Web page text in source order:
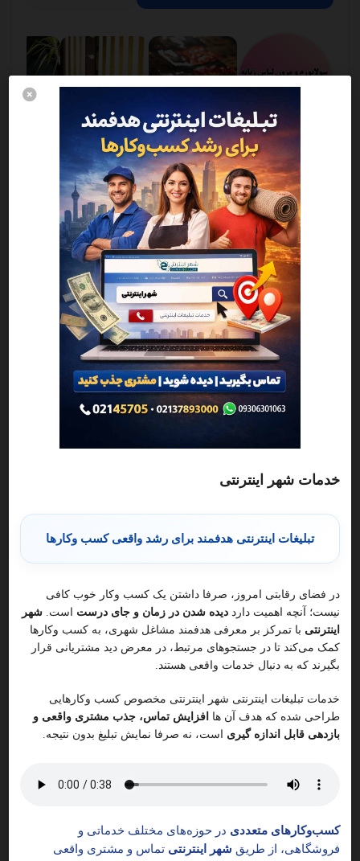
مهدکودک و پیش‌دبستانی نارگل آموزش خلاق
محیط امن
مهدکودک و پیش دبستانی
مهدکودک و پیش دبستانی نارگل برمبنای
ایجاد زیر ساخت آموزشی ، براساس آموزش های شناختی و ارایه ی
چشم انداز علمی_هنری و تربیتی با تکیه بر کادری مجرب
ایران، استان تهران، شهر ری، شیخ اکبری، منطقه ۲۰ شهر تهران،
مهدکودک و پیش دبستانی در شهرری
خدمات شهر اینترنتی
تبلیغات اینترنتی هدفمند برای رشد واقعی کسب وکارها
در فضای رقابتی امروز، صرفا داشتن یک کسب وکار خوب کافی
نیست؛ آنچه اهمیت دارددیده شدن در زمان و جای درست است.شهر
اینترنتی با تمرکز بر معرفی هدفمند مشاغل شهری، به کسب وکارها
کمک می‌کند تا در جستجوهای مرتبط، در معرض دید مشتریانی قرار
بگیرند که به دنبال خدمات واقعی هستند.
خدمات تبلیغات اینترنتی شهر اینترنتی مخصوص کسب وکارهایی
طراحی شده که هدف آن ها افزایش تماس، جذب مشتری واقعی و
بازدهی قابل اندازه گیری است، نه صرفا نمایش تبلیغ بدون نتیجه.
کسب‌وکارهای متعددی در حوزه‌های مختلف خدماتی و
فروشگاهی، از طریق شهر اینترنتی تماس و مشتری واقعی